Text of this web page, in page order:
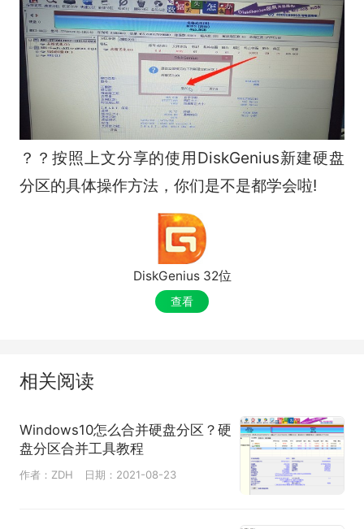
？？按照上文分享的使用DiskGenius新建硬盘
分区的具体操作方法，你们是不是都学会啦!
DiskGenius 32位
查看
相关阅读
Windows10怎么合并硬盘分区？硬
盘分区合并工具教程
作者：ZDH 日期：2021-08-23